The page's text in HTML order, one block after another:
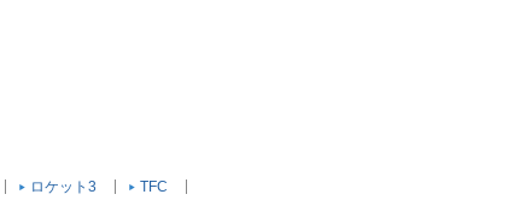
ロケット3 TFC